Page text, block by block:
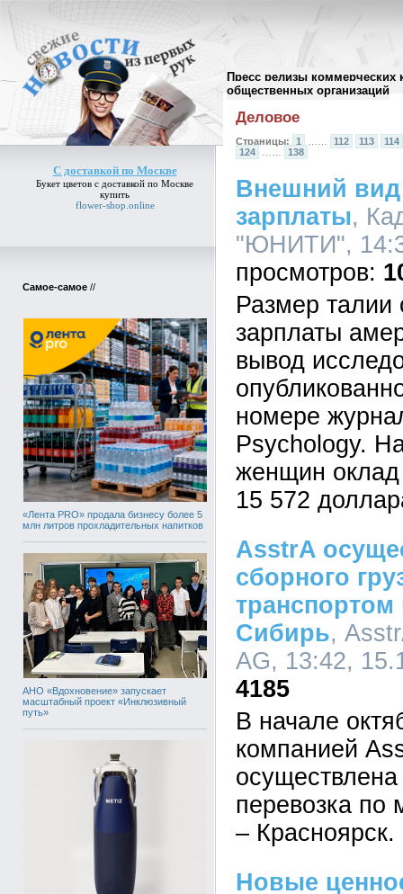
Пресс релизы коммерческих
общественных организаций
С доставкой по Москве
Букет цветов с доставкой по Москве
купить
flower-shop.online
Самое-самое //
«Лента PRO» продала бизнесу более 5
млн литров прохладительных напитков
АНО «Вдохновение» запускает
масштабный проект «Инклюзивный
путь»
Архив пресс-релизов//
Деловое
Страницы: 1 112 113
114
124
138
Внешний вид
зарплаты,
"ЮНИТИ",
Размер талии
зарплаты
вывод
номере
Psychology.
женщин
15 572
AsstrA
сборного
Сибирь,
AG, 13:42,
4185
В начале
компанией
перевозка по
– Красноярск.
Новые